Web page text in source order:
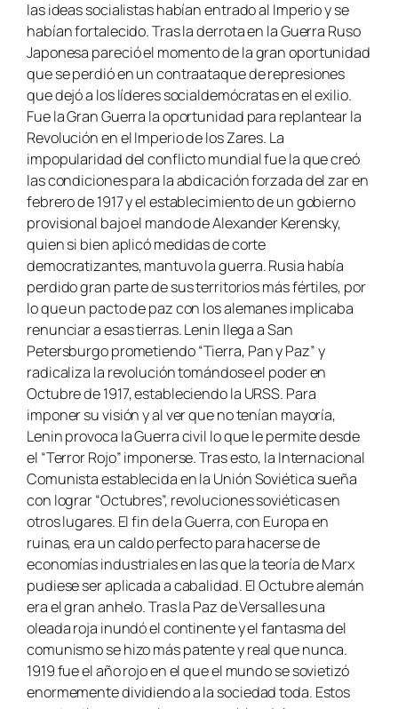
las ideas socialistas habían entrado al Imperio y se
habían fortalecido. Tras la derrota en la Guerra Ruso
Japonesa pareció el momento de la gran oportunidad
que se perdió en un contraataque de represiones
que dejó a los líderes socialdemócratas en el exilio.
Fue la Gran Guerra la oportunidad para replantear la
Revolución en el Imperio de los Zares. La
impopularidad del conflicto mundial fue la que creó
las condiciones para la abdicación forzada del zar en
febrero de 1917 y el establecimiento de un gobierno
provisional bajo el mando de Alexander Kerensky,
quien si bien aplicó medidas de corte
democratizantes, mantuvo la guerra. Rusia había
perdido gran parte de sus territorios más fértiles, por
lo que un pacto de paz con los alemanes implicaba
renunciar a esas tierras. Lenin llega a San
Petersburgo prometiendo “Tierra, Pan y Paz” y
radicaliza la revolución tomándose el poder en
Octubre de 1917, estableciendo la URSS. Para
imponer su visión y al ver que no tenían mayoría,
Lenin provoca la Guerra civil lo que le permite desde
el “Terror Rojo” imponerse. Tras esto, la Internacional
Comunista establecida en la Unión Soviética sueña
con lograr “Octubres”, revoluciones soviéticas en
otros lugares. El fin de la Guerra, con Europa en
ruinas, era un caldo perfecto para hacerse de
economías industriales en las que la teoría de Marx
pudiese ser aplicada a cabalidad. ElOctubre alemán
era el gran anhelo. Tras la Paz de Versalles una
oleada roja inundó el continente y el fantasma del
comunismo se hizo más patente y real que nunca.
1919 fue el año rojo en el que el mundo se sovietizó
enormemente dividiendo a la sociedad toda. Estos